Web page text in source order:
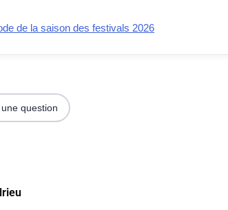
de la saison des festivals 2026
question